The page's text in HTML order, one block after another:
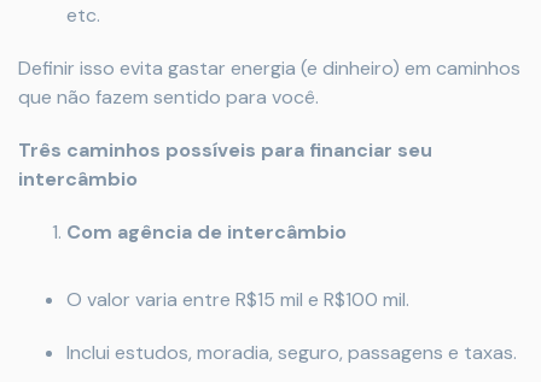
etc.
Definir isso evita gastar energia (e dinheiro) em caminhos
que não fazem sentido para você.
Três caminhos possíveis para financiar seu
intercâmbio
Com agência de intercâmbio
O valor varia entre R$15 mil e R$100 mil.
Inclui estudos, moradia, seguro, passagens e taxas.